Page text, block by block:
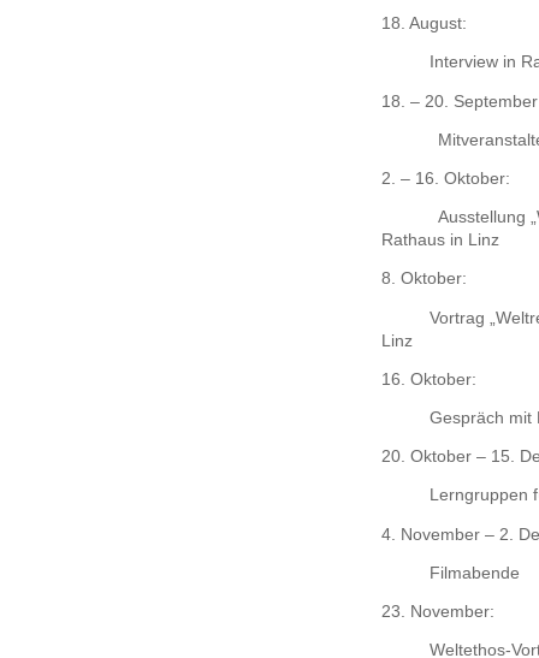
18. August:
Interview in
18. – 20.
2. – 16. Oktober:
Ausstellung
Rathaus in Linz
8. Oktober:
Vortrag
Linz
16. Oktober:
Gespräch mit
20. Oktober – 15.
Lerngruppen
4. November – 2.
Filmabende
23. November:
Weltethos-